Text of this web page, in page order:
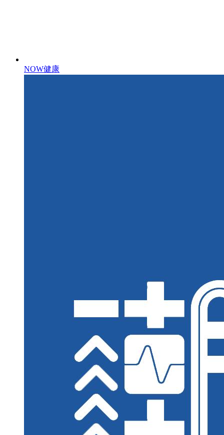
NOW健康